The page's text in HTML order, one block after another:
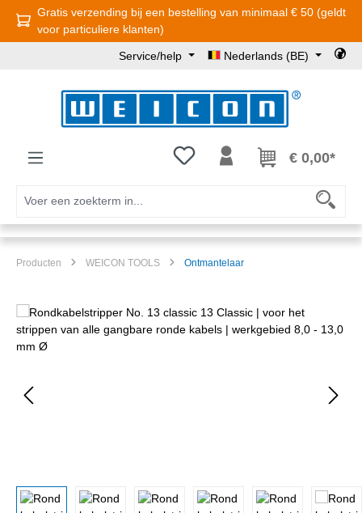
Ga naar de hoofdinhoud
Gratis verzending bij een bestelling van minimaal € 50 (geldt
voor particuliere klanten)
Service/help Nederlands (BE)
Je hebt 0 items op je€ 0,00*
Producten WEICON TOOLS Ontmantelaar
Afbeeldingengalerij overslaan